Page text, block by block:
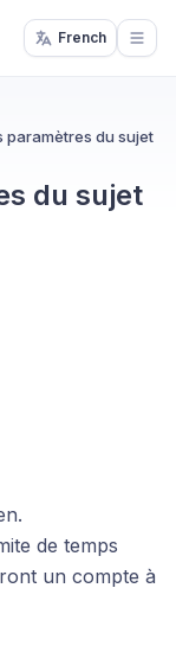
French
paramètres du sujet
du sujet
de temps
un compte à